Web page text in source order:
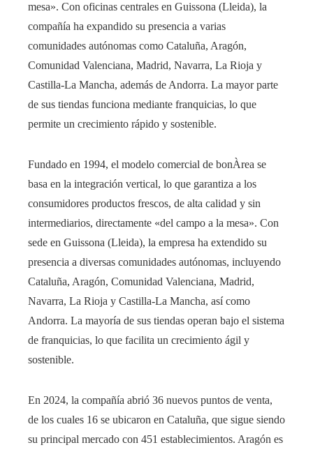
mesa». Con oficinas centrales en Guissona (Lleida), la
compañía ha expandido su presencia a varias
comunidades autónomas como Cataluña, Aragón,
Comunidad Valenciana, Madrid, Navarra, La Rioja y
Castilla-La Mancha, además de Andorra. La mayor parte
de sus tiendas funciona mediante franquicias, lo que
permite un crecimiento rápido y sostenible.
Fundado en 1994, el modelo comercial de bonÀrea se
basa en la integración vertical, lo que garantiza a los
consumidores productos frescos, de alta calidad y sin
intermediarios, directamente «del campo a la mesa». Con
sede en Guissona (Lleida), la empresa ha extendido su
presencia a diversas comunidades autónomas, incluyendo
Cataluña, Aragón, Comunidad Valenciana, Madrid,
Navarra, La Rioja y Castilla-La Mancha, así como
Andorra. La mayoría de sus tiendas operan bajo el sistema
de franquicias, lo que facilita un crecimiento ágil y
sostenible.
En 2024, la compañía abrió 36 nuevos puntos de venta,
de los cuales 16 se ubicaron en Cataluña, que sigue siendo
su principal mercado con 451 establecimientos. Aragón es